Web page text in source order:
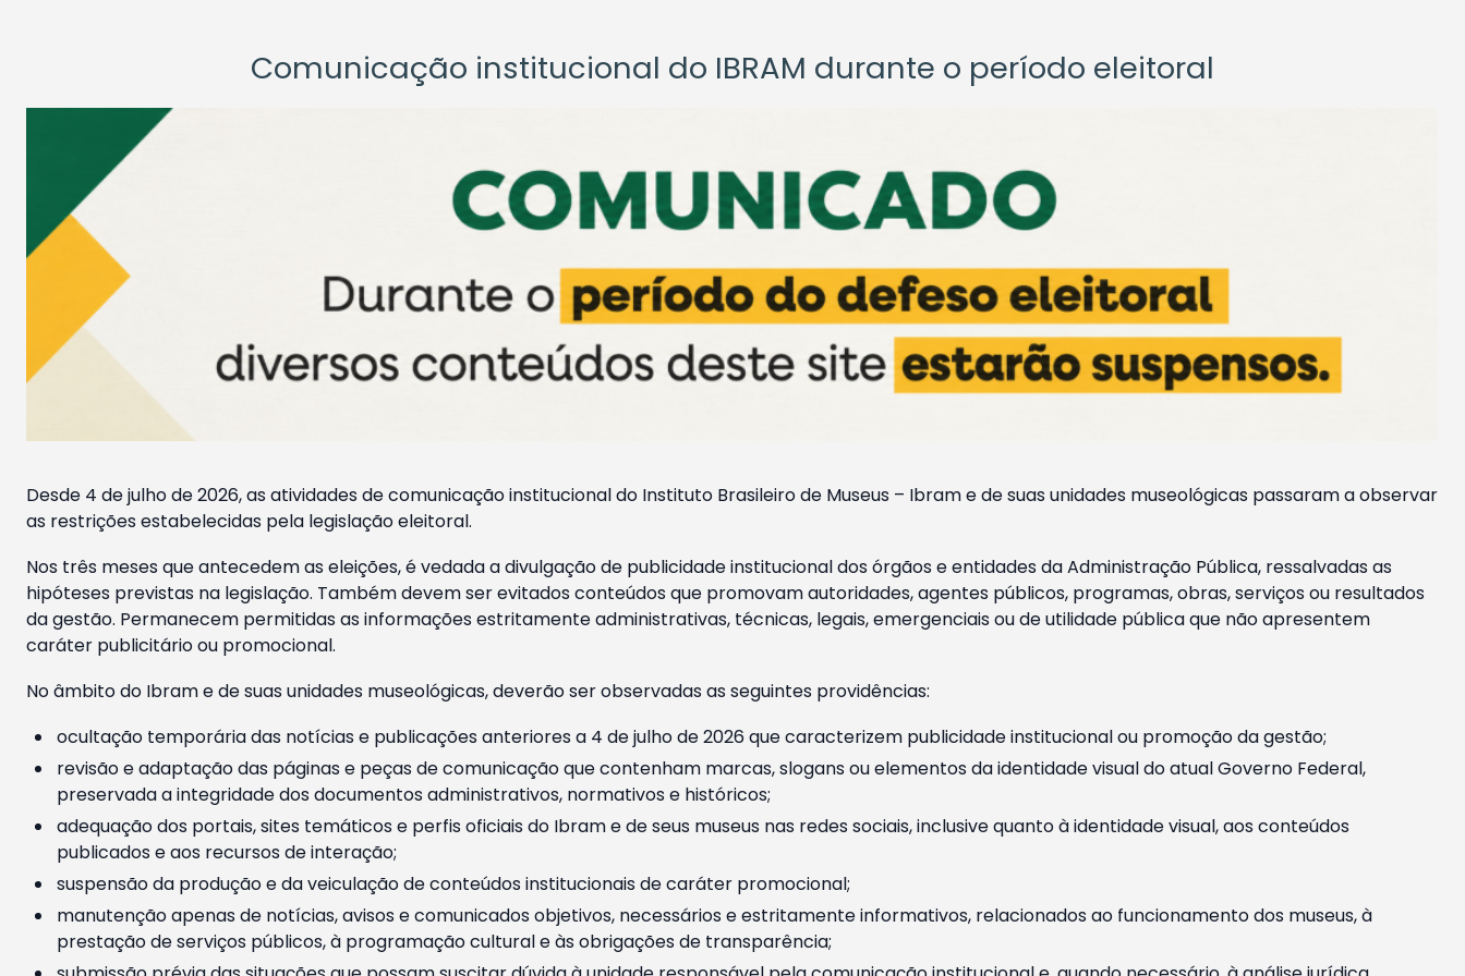
Comunicação institucional do IBRAM durante o período eleitoral
Desde 4 de julho de 2026, as atividades de comunicação institucional do Instituto Brasileiro de Museus – Ibram e de suas unidades museológicas passaram a observar
as restrições estabelecidas pela legislação eleitoral.
Nos três meses que antecedem as eleições, é vedada a divulgação de publicidade institucional dos órgãos e entidades da Administração Pública, ressalvadas as
hipóteses previstas na legislação. Também devem ser evitados conteúdos que promovam autoridades, agentes públicos, programas, obras, serviços ou resultados
da gestão. Permanecem permitidas as informações estritamente administrativas, técnicas, legais, emergenciais ou de utilidade pública que não apresentem
caráter publicitário ou promocional.
No âmbito do Ibram e de suas unidades museológicas, deverão ser observadas as seguintes providências:
ocultação temporária das notícias e publicações anteriores a 4 de julho de 2026 que caracterizem publicidade institucional ou promoção da gestão;
revisão e adaptação das páginas e peças de comunicação que contenham marcas, slogans ou elementos da identidade visual do atual Governo Federal,
preservada a integridade dos documentos administrativos, normativos e históricos;
adequação dos portais, sites temáticos e perfis oficiais do Ibram e de seus museus nas redes sociais, inclusive quanto à identidade visual, aos conteúdos
publicados e aos recursos de interação;
suspensão da produção e da veiculação de conteúdos institucionais de caráter promocional;
manutenção apenas de notícias, avisos e comunicados objetivos, necessários e estritamente informativos, relacionados ao funcionamento dos museus, à
prestação de serviços públicos, à programação cultural e às obrigações de transparência;